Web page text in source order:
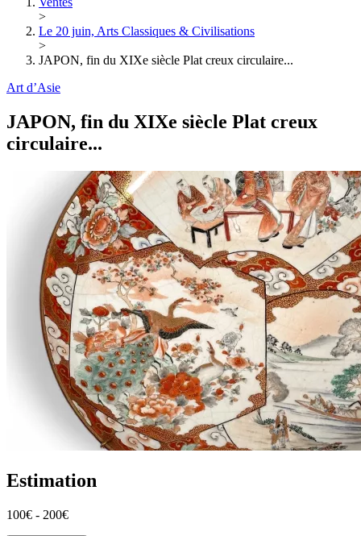
>
Le 20 juin, Arts Classiques & Civilisations
>
JAPON, fin du XIXe siècle Plat creux circulaire...
Art d’Asie
JAPON, fin du XIXe siècle Plat creux
circulaire...
Estimation
100€ - 200€